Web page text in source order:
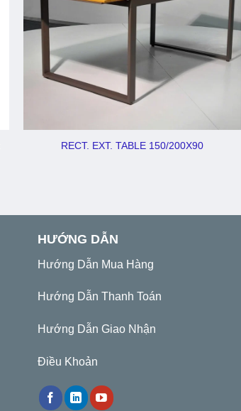
RECT. EXT. TABLE 150/200X90
HƯỚNG DẪN
Hướng Dẫn Mua Hàng
Hướng Dẫn Thanh Toán
Hướng Dẫn Giao Nhận
Điều Khoản